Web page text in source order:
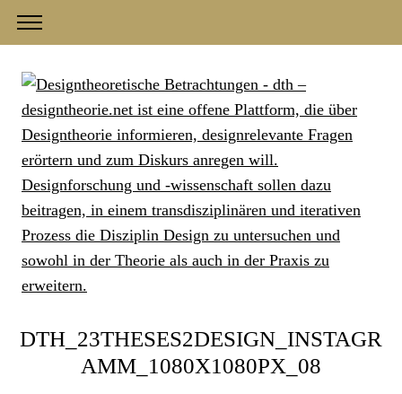
DTH_23THESES2DESIGN_INSTAGR
AMM_1080X1080PX_08